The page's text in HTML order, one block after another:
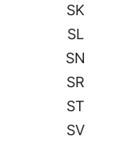
SK
SL
SN
SR
ST
SV